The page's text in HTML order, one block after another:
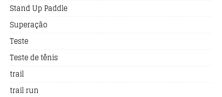
Stand Up Paddle
Superação
Teste
Teste de tênis
trail
trail run